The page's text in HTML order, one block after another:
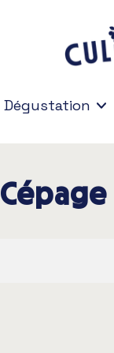
Dégustation